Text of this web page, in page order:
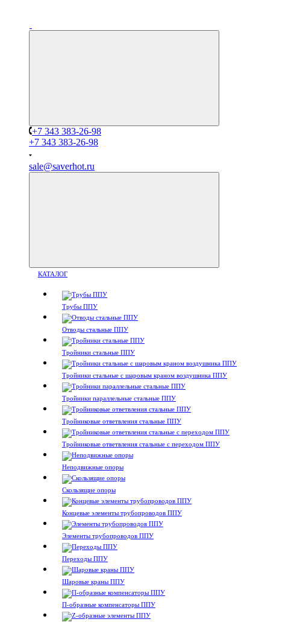
+7 343 383-26-98
+7 343 383-26-98
sale@saverhot.ru
КАТАЛОГ
Трубы ППУ
Отводы стальные ППУ
Тройники стальные ППУ
Тройники стальные с шаровым краном воздушника ППУ
Тройники параллельные стальные ППУ
Тройниковые ответвления стальные ППУ
Тройниковые ответвления стальные с переходом ППУ
Неподвижные опоры
Скользящие опоры
Концевые элементы трубопроводов ППУ
Элементы трубопроводов ППУ
Переходы ППУ
Шаровые краны ППУ
П-образные компенсаторы ППУ